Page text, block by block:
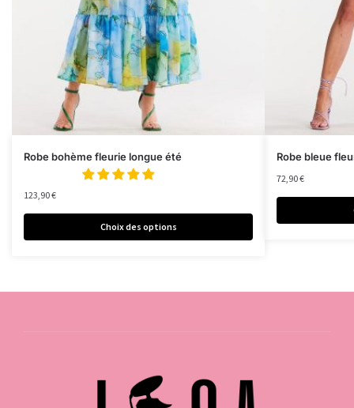
Robe bohème fleurie longue été
123,90€
Choix des options
Robe bleue
72,90€